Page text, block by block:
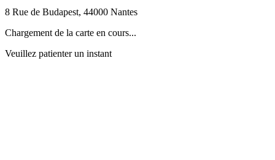
8 Rue de Budapest, 44000 Nantes
Chargement de la carte en cours...
Veuillez patienter un instant